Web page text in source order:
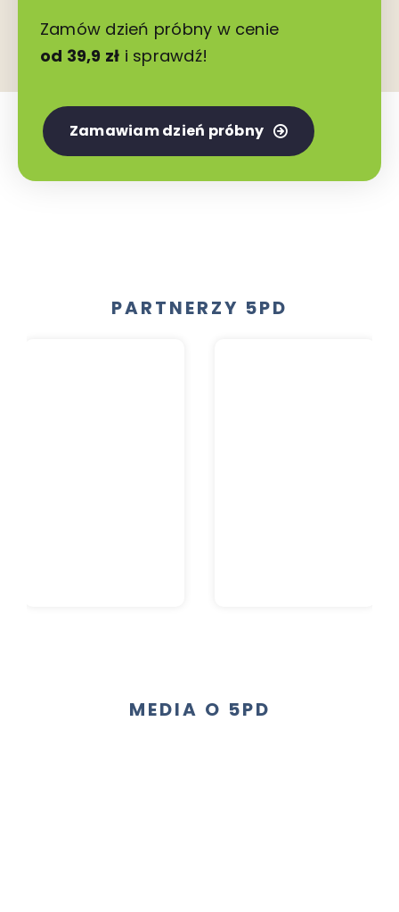
Zamów dzień próbny w cenie
od 39,9 zł i sprawdź!
Zamawiam dzień próbny
PARTNERZY 5PD
MEDIA O 5PD